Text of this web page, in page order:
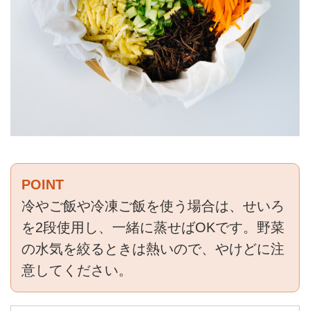
POINT
冷やご飯や冷凍ご飯を使う場合は、せいろ
を2段使用し、一緒に蒸せばOKです。野菜
の水気を絞るときは熱いので、やけどに注
意してください。